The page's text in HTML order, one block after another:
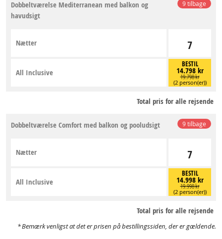
9 tilbage
Dobbeltværelse Mediterranean med balkon og
havudsigt
7
Nætter
BESTIL
14.798 kr
19.798 kr
(2 person(er))
All Inclusive
Total pris for alle rejsende
9 tilbage
Dobbeltværelse Comfort med balkon og pooludsigt
7
Nætter
BESTIL
14.998 kr
19.998 kr
(2 person(er))
All Inclusive
Total pris for alle rejsende
Bemærk venligst at det er prisen på bestillingssiden, der er gældende.